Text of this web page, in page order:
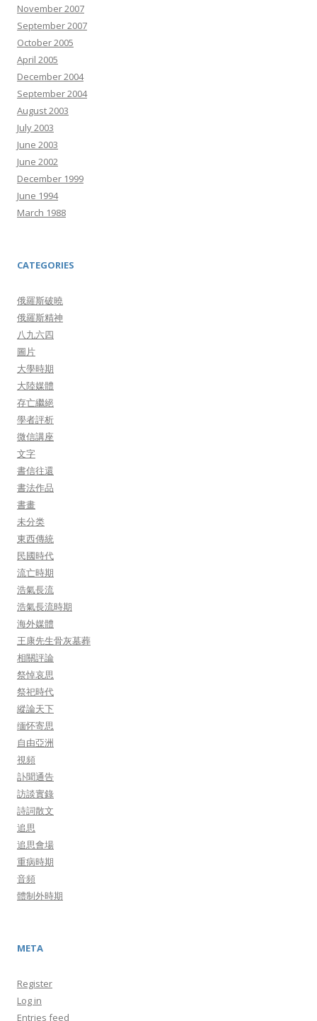
November 2007
September 2007
October 2005
April 2005
December 2004
September 2004
August 2003
July 2003
June 2003
June 2002
December 1999
June 1994
March 1988
CATEGORIES
俄羅斯破曉
俄羅斯精神
八九六四
圖片
大學時期
大陸媒體
存亡繼絕
學者評析
微信講座
文字
書信往還
書法作品
書畫
未分类
東西傳統
民國時代
流亡時期
浩氣長流
浩氣長流時期
海外媒體
王康先生骨灰墓葬
相關評論
祭悼哀思
祭祀時代
縱論天下
缅怀寄思
自由亞洲
視頻
訃聞通告
訪談實錄
詩詞散文
追思
追思會場
重病時期
音頻
體制外時期
META
Register
Log in
Entries feed